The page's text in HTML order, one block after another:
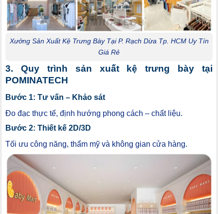
Xưởng Sản Xuất Kệ Trưng Bày Tại P. Rạch Dừa Tp. HCM Uy Tín
Giá Rẻ
3. Quy trình sản xuất kệ trưng bày tại
POMINATECH
Bước 1: Tư vấn – Khảo sát
Đo đạc thực tế, định hướng phong cách – chất liệu.
Bước 2: Thiết kế 2D/3D
Tối ưu công năng, thẩm mỹ và không gian cửa hàng.